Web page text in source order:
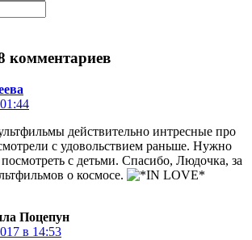
комментариев
действительно интресные про
с удовольствием раньше. Нужно
посмотреть с детьми. Спасибо, Людочка, за
о космосе.
Поцепун
в 14:53